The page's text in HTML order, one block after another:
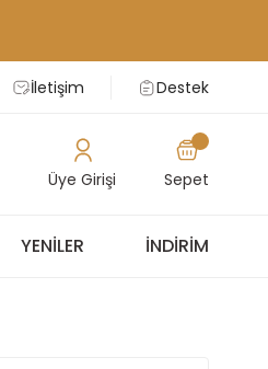
İletişim Destek
Üye Girişi Sepet
YENILER İNDIRIM